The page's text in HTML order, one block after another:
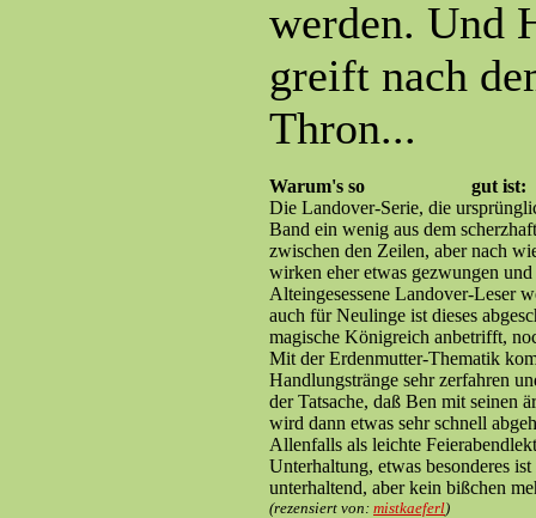
werden. Und
greift nach
Thron...
Warum's so
gut ist:
Die Landover-Serie, die
Band ein wenig aus dem
zwischen den Zeilen, aber nach
wirken eher etwas gezwungen
Alteingesessene Landover-Leser
auch für Neulinge ist dieses
magische Königreich anbetrifft,
Mit der Erdenmutter-Thematik
Handlungstränge sehr zerfahren
der Tatsache, daß Ben mit seinen
wird dann etwas sehr schnell
Allenfalls als leichte
Unterhaltung, etwas besonderes
unterhaltend, aber kein bißchen
(rezensiert von: mistkaeferl)